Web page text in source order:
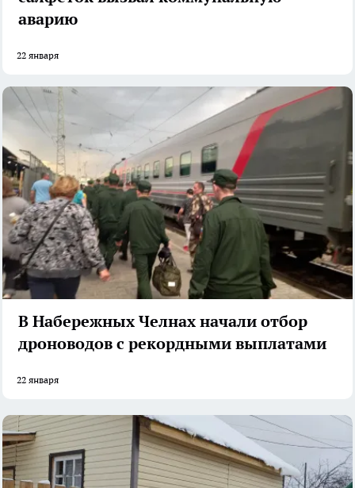
аварию
22 января
В Набережных Челнах начали отбор
дроноводов с рекордными выплатами
22 января